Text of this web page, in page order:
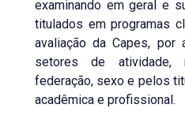
examinando em geral e
titulados em programas
avaliação da Capes, por
setores de atividade,
federação, sexo e pelos
acadêmica e profissional.